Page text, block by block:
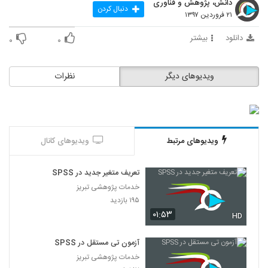
39
014041 - سفر دکترا (Doctoral Journey)
014042 - سفر دکترا (Doctoral Journey)
014043 - سفر دکترا (Doctoral Journey)
44
014044 - سفر دکترا (Doctoral Journey)
۵۵۶ بازدید
دانش، پژوهش و فناوری
۲۱ فروردین ۱۳۹۷ دنبال کردن
دانلود بیشتر ۰ ۰
نظرات ویدیوهای دیگر
ویدیوهای مرتبط ویدیوهای کانال
۰۱:۵۳ HD
تعریف متغیر جدید در SPSS
خدمات پژوهشی تبریز
۱۹۵ بازدید
آزمون تی مستقل در SPSS
خدمات پژوهشی تبریز